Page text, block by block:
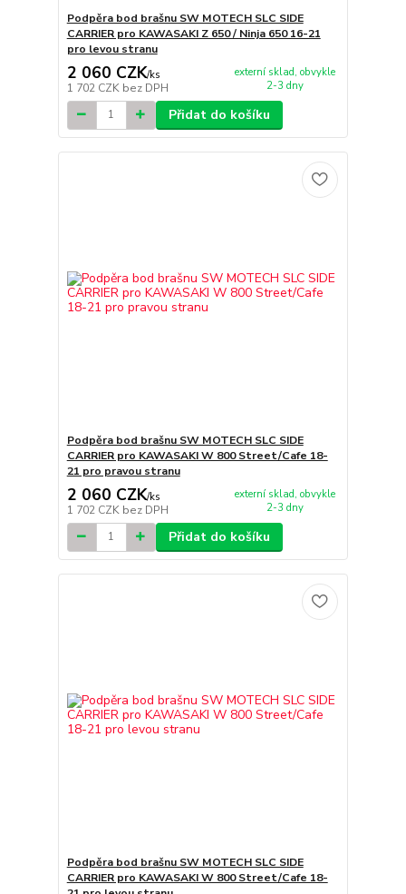
Podpěra bod brašnu SW MOTECH SLC SIDE
CARRIER pro KAWASAKI Z 650 / Ninja 650 16-21
pro levou stranu
2 060 CZK/ks
1 702 CZK bez DPH
externí sklad, obvykle
2-3 dny
Přidat do košíku
Podpěra bod brašnu SW MOTECH SLC SIDE
CARRIER pro KAWASAKI W 800 Street/Cafe 18-
21 pro pravou stranu
2 060 CZK/ks
1 702 CZK bez DPH
externí sklad, obvykle
2-3 dny
Přidat do košíku
Podpěra bod brašnu SW MOTECH SLC SIDE
CARRIER pro KAWASAKI W 800 Street/Cafe 18-